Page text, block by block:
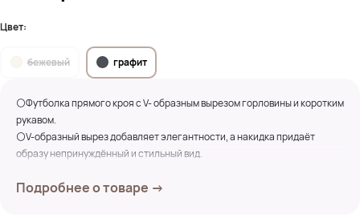
Цвет:
бежевый графит
⚪Футболка прямого кроя с V- образным вырезом горловины и коротким
рукавом.
⚪V-образный вырез добавляет элегантности, а накидка придаёт
образу непринуждённый и стильный вид.
свободу движений. Благодаря минималистичному дизайну, эта
Подробнее о товаре →